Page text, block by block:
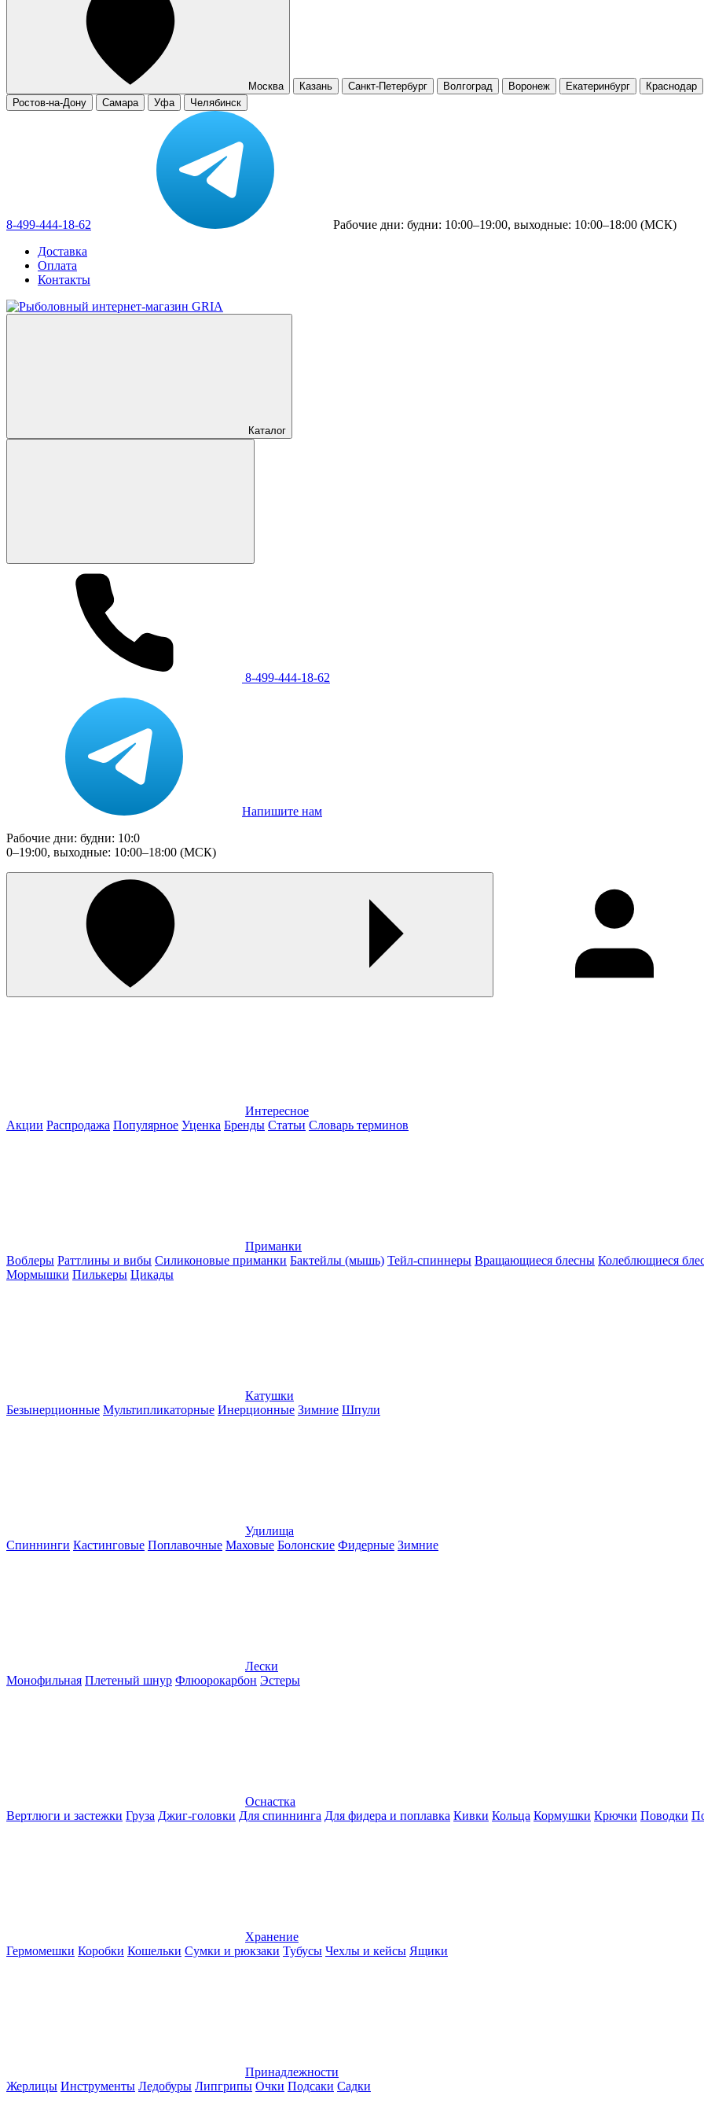
Москва Казань Санкт-Петербург Волгоград Воронеж Екатеринбург Краснодар
Ростов-на-Дону
Самара Уфа Челябинск
8-499-444-18-62
Рабочие дни: будни: 10:00–19:00, выходные: 10:00–18:00 (МСК)
Доставка
Оплата
Контакты
Каталог
8-499-444-18-62
Напишите нам
Рабочие дни: будни: 10:0
0–19:00, выходные: 10:00–18:00 (МСК)
Интересное
Акции Распродажа Популярное Уценка Бренды Статьи Словарь терминов
Приманки
Воблеры Раттлины и вибы Силиконовые приманки Бактейлы (мышь) Тейл-спиннеры Вращающиеся блесны Колеблющиеся
Мормышки Пилькеры Цикады
Катушки
Безынерционные Мультипликаторные Инерционные Зимние Шпули
Удилища
Спиннинги Кастинговые Поплавочные Маховые Болонские Фидерные Зимние
Лески
Монофильная Плетеный шнур Флюорокарбон Эстеры
Оснастка
Вертлюги и застежки Груза Джиг-головки Для спиннинга Для фидера и поплавка Кивки Кольца Кормушки Крючки Поводки
Хранение
Гермомешки Коробки Кошельки Сумки и рюкзаки Тубусы Чехлы и кейсы Ящики
Принадлежности
Жерлицы Инструменты Ледобуры Липгрипы Очки Подсаки Садки